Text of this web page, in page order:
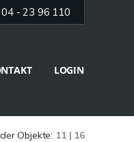
- 23 96 110
LOGIN
Objekte: 11 | 16